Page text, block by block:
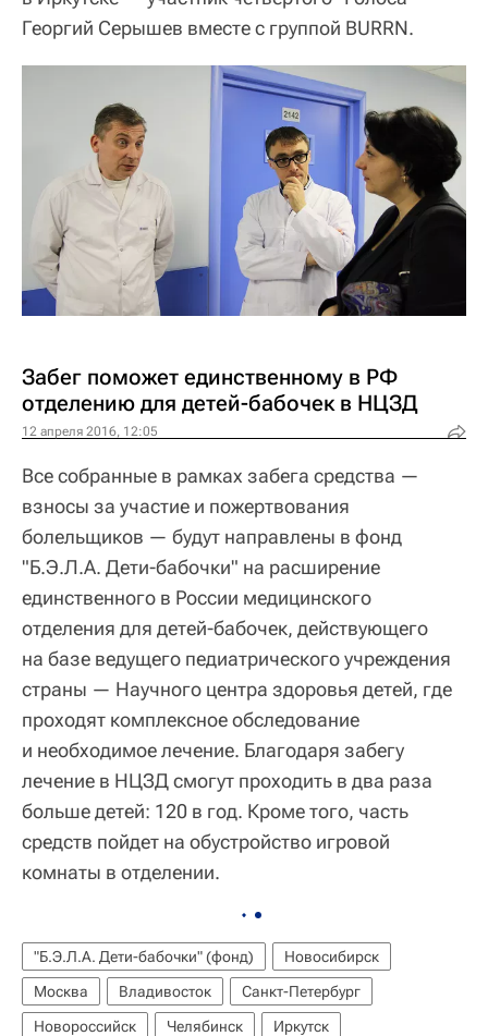
Георгий Серышев вместе с группой BURRN.
Забег поможет единственному в РФ
отделению для детей-бабочек в НЦЗД
12 апреля 2016, 12:05
Все собранные в рамках забега средства —
взносы за участие и пожертвования
болельщиков — будут направлены в фонд
"Б.Э.Л.А. Дети-бабочки" на расширение
единственного в России медицинского
отделения для детей-бабочек, действующего
на базе ведущего педиатрического учреждения
страны — Научного центра здоровья детей, где
проходят комплексное обследование
и необходимое лечение. Благодаря забегу
лечение в НЦЗД смогут проходить в два раза
больше детей: 120 в год. Кроме того, часть
средств пойдет на обустройство игровой
комнаты в отделении.
"Б.Э.Л.А. Дети-бабочки" (фонд)
Новосибирск
Москва
Владивосток
Санкт-Петербург
Новороссийск
Челябинск Иркутск